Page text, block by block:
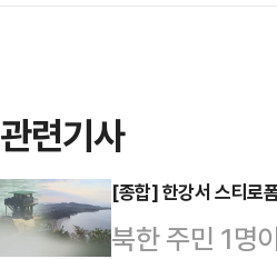
관련기사
[종합] 한강서 스티로
북한 주민 1명